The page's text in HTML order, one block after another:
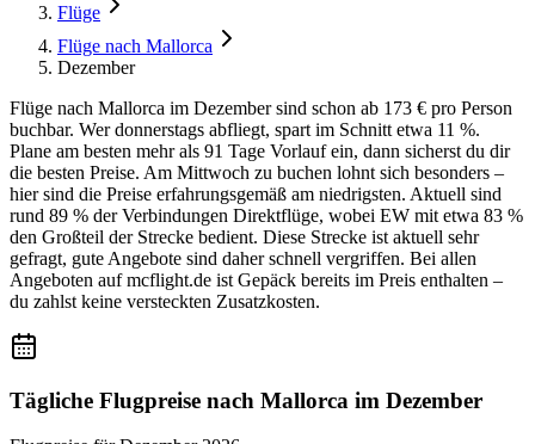
Flüge
Flüge nach Mallorca
Dezember
Flüge nach Mallorca im Dezember sind schon ab 173 € pro Person
buchbar. Wer donnerstags abfliegt, spart im Schnitt etwa 11 %.
Plane am besten mehr als 91 Tage Vorlauf ein, dann sicherst du dir
die besten Preise. Am Mittwoch zu buchen lohnt sich besonders –
hier sind die Preise erfahrungsgemäß am niedrigsten. Aktuell sind
rund 89 % der Verbindungen Direktflüge, wobei EW mit etwa 83 %
den Großteil der Strecke bedient. Diese Strecke ist aktuell sehr
gefragt, gute Angebote sind daher schnell vergriffen. Bei allen
Angeboten auf mcflight.de ist Gepäck bereits im Preis enthalten –
du zahlst keine versteckten Zusatzkosten.
Tägliche Flugpreise nach Mallorca im Dezember